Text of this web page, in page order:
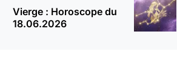
Vierge : Horoscope du
18.06.2026